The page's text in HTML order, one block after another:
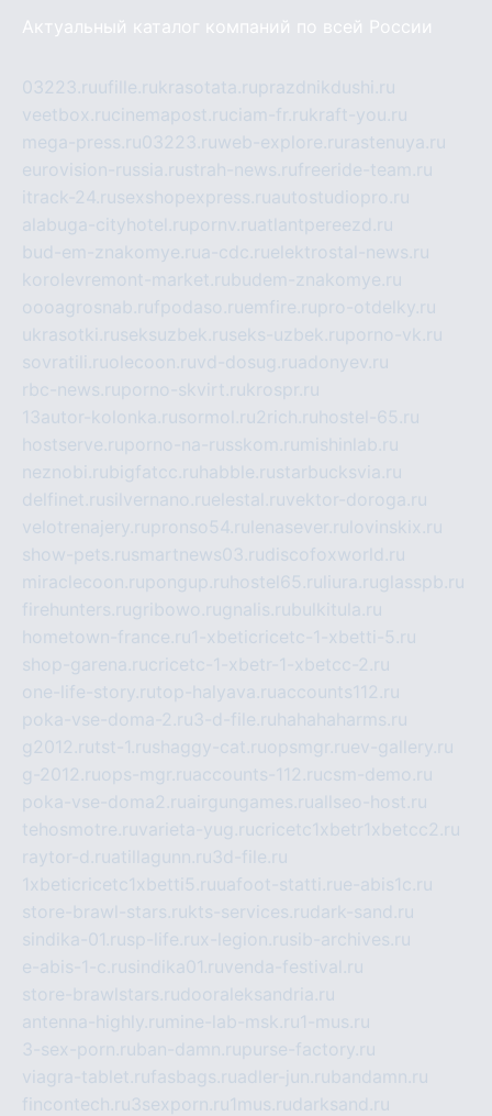
Актуальный каталог компаний по всей России
03223.ruufille.rukrasotata.ruprazdnikdushi.ru
veetbox.rucinemapost.ruciam-fr.rukraft-you.ru
mega-press.ru03223.ruweb-explore.ru rastenuya.ru
eurovision-russia.rustrah-news.rufreeride-team.ru
itrack-24.rusexshopexpress.ruautostudiopro.ru
alabuga-cityhotel.rupornv.ruatlantpereezd.ru
bud-em-znakomye.rua-cdc.ruelektrostal-news.ru
korolevremont-market.rubudem-znakomye.ru
oooagrosnab.rufpodaso.ruemfire.rupro-otdelky.ru
ukrasotki.ruseksuzbek.ruseks-uzbek.ruporno-vk.ru
sovratili.ruolecoon.ruvd-dosug.ruadonyev.ru
rbc-news.ruporno-skvirt.rukrospr.ru
13autor-kolonka.rusormol.ru2rich.ru hostel-65.ru
hostserve.ruporno-na-russkom.ru mishinlab.ru
neznobi.rubigfatcc.ru habble.rustarbucksvia.ru
delfinet.rusilvernano.ruelestal.ruvektor-doroga.ru
velotrenajery.rupronso54.ru lenasever.ru lovinskix.ru
show-pets.rusmartnews03.rudiscofoxworld.ru
miraclecoon.rupongup.ru hostel65.ru liura.ruglasspb.ru
firehunters.rugribowo.rugnalis.rubulkitula.ru
hometown-france.ru1-xbeticricetc-1-xbetti-5.ru
shop-garena.rucricetc-1-xbetr-1-xbetcc-2.ru
one-life-story.rutop-halyava.ruaccounts112.ru
poka-vse-doma-2.ru3-d-file.ru hahahaharms.ru
g2012.rutst-1.rushaggy-cat.ruopsmgr.ruev-gallery.ru
g-2012.ruops-mgr.ruaccounts-112.rucsm-demo.ru
poka-vse-doma2.ruairgungames.ruallseo-host.ru
tehosmotre.ruvarieta-yug.rucricetc1xbetr1xbetcc2.ru
raytor-d.ruatillagunn.ru3d-file.ru
1xbeticricetc1xbetti5.ruuafoot-statti.rue-abis1c.ru
store-brawl-stars.rukts-services.rudark-sand.ru
sindika-01.rusp-life.rux-legion.rusib-archives.ru
e-abis-1-c.rusindika01.ruvenda-festival.ru
store-brawlstars.rudooraleksandria.ru
antenna-highly.ru mine-lab-msk.ru1-mus.ru
3-sex-porn.ruban-damn.rupurse-factory.ru
viagra-tablet.rufasbags.ruadler-jun.rubandamn.ru
fincontech.ru3sexporn.ru1mus.rudarksand.ru